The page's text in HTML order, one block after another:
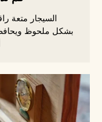
السيجار متعة
بشكل ملحوظ